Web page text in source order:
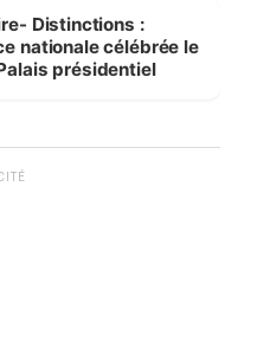
Distinctions :
nationale célébrée le
présidentiel